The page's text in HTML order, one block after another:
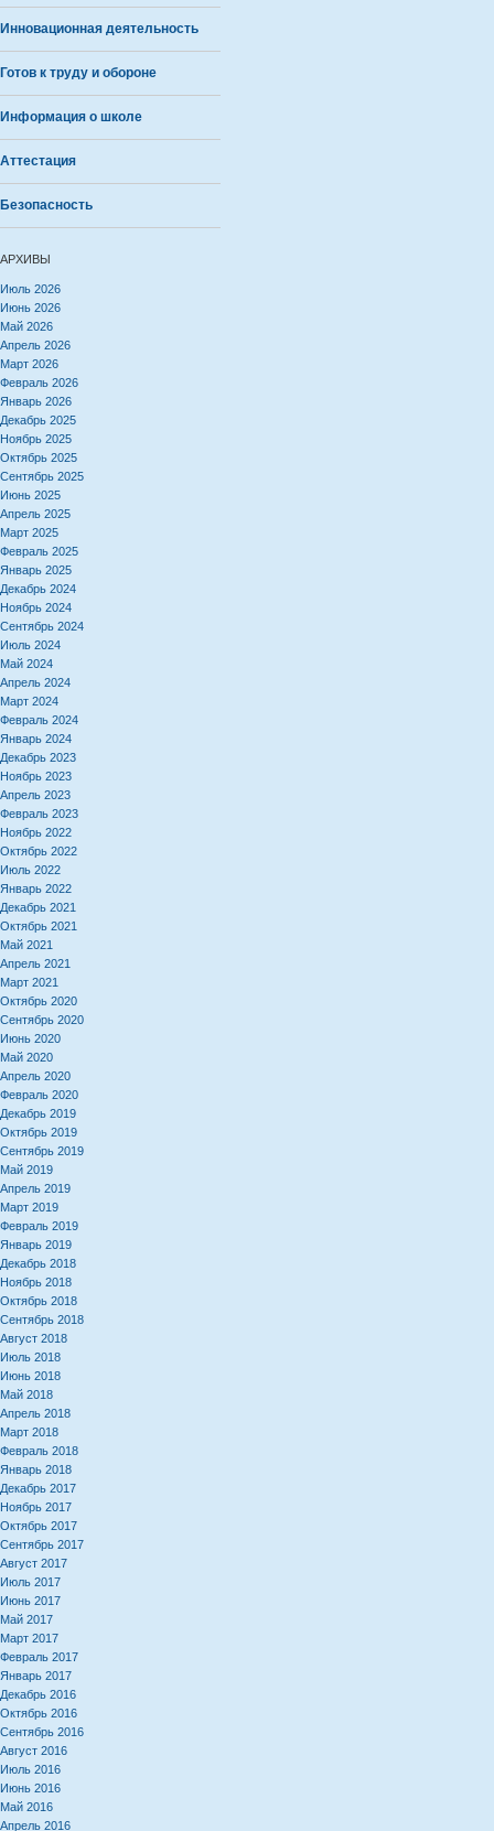
Инновационная деятельность
Готов к труду и обороне
Информация о школе
Аттестация
Безопасность
АРХИВЫ
Июль 2026
Июнь 2026
Май 2026
Апрель 2026
Март 2026
Февраль 2026
Январь 2026
Декабрь 2025
Ноябрь 2025
Октябрь 2025
Сентябрь 2025
Июнь 2025
Апрель 2025
Март 2025
Февраль 2025
Январь 2025
Декабрь 2024
Ноябрь 2024
Сентябрь 2024
Июль 2024
Май 2024
Апрель 2024
Март 2024
Февраль 2024
Январь 2024
Декабрь 2023
Ноябрь 2023
Апрель 2023
Февраль 2023
Ноябрь 2022
Октябрь 2022
Июль 2022
Январь 2022
Декабрь 2021
Октябрь 2021
Май 2021
Апрель 2021
Март 2021
Октябрь 2020
Сентябрь 2020
Июнь 2020
Май 2020
Апрель 2020
Февраль 2020
Декабрь 2019
Октябрь 2019
Сентябрь 2019
Май 2019
Апрель 2019
Март 2019
Февраль 2019
Январь 2019
Декабрь 2018
Ноябрь 2018
Октябрь 2018
Сентябрь 2018
Август 2018
Июль 2018
Июнь 2018
Май 2018
Апрель 2018
Март 2018
Февраль 2018
Январь 2018
Декабрь 2017
Ноябрь 2017
Октябрь 2017
Сентябрь 2017
Август 2017
Июль 2017
Июнь 2017
Май 2017
Март 2017
Февраль 2017
Январь 2017
Декабрь 2016
Октябрь 2016
Сентябрь 2016
Август 2016
Июль 2016
Июнь 2016
Май 2016
Апрель 2016